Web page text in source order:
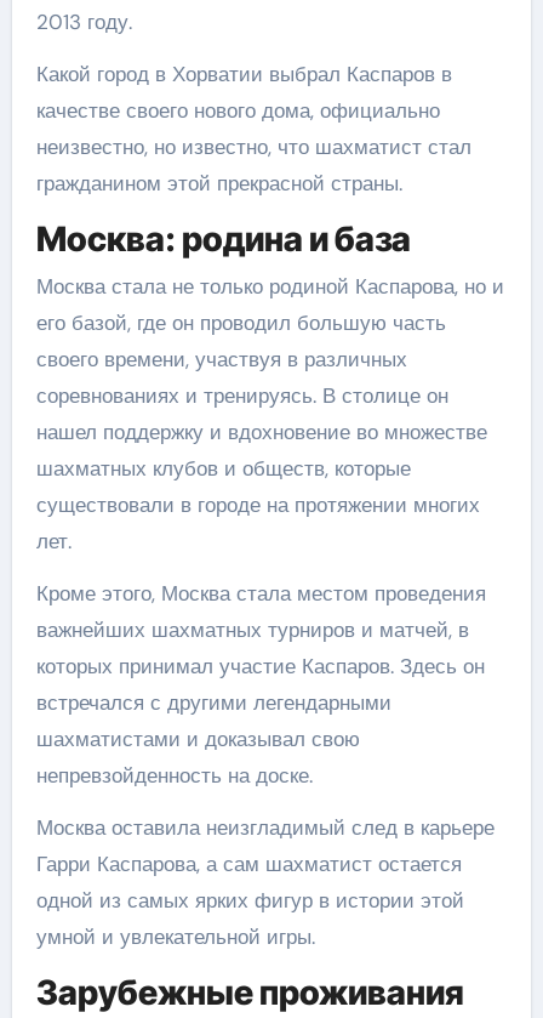
2013 году.
Какой город в Хорватии выбрал Каспаров в
качестве своего нового дома, официально
неизвестно, но известно, что шахматист стал
гражданином этой прекрасной страны.
Москва: родина и база
Москва стала не только родиной Каспарова, но и
его базой, где он проводил большую часть
своего времени, участвуя в различных
соревнованиях и тренируясь. В столице он
нашел поддержку и вдохновение во множестве
шахматных клубов и обществ, которые
существовали в городе на протяжении многих
лет.
Кроме этого, Москва стала местом проведения
важнейших шахматных турниров и матчей, в
которых принимал участие Каспаров. Здесь он
встречался с другими легендарными
шахматистами и доказывал свою
непревзойденность на доске.
Москва оставила неизгладимый след в карьере
Гарри Каспарова, а сам шахматист остается
одной из самых ярких фигур в истории этой
умной и увлекательной игры.
Зарубежные проживания